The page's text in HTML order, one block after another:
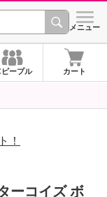
シ
メニュー
ピープル カート
！
ーコイズ ボ